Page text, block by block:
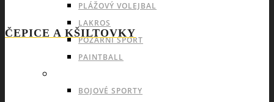
PLÁŽOVÝ VOLEJBAL
LAKROS
POŽÁRNÍ SPORT
PAINTBALL
BOJOVÉ SPORTY
ČEPICE A KŠILTOVKY